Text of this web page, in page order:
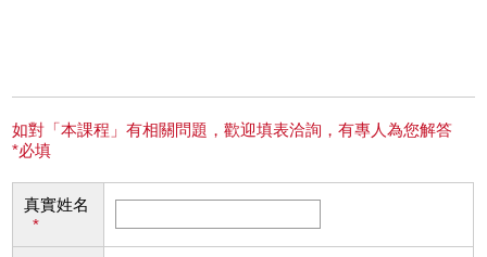
如對「本課程」有相關問題，歡迎填表洽詢，有專人為您解答
*必填
真實姓名
*